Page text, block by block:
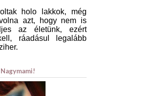
holo lakkok, még
azt, hogy nem is
az életünk, ezért
ráadásul legalább